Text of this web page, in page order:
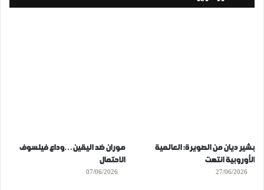
بشير ديان من الصويرة: العالمية
الأوروبية انتهت
27/06/2026
موران ضد اليقين…وداع فيلسوف
الاحتمال
07/06/2026